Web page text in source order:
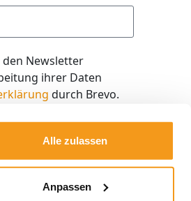
Alle zulassen
Anpassen
Newsletter
ihrer Daten
durch Brevo.
im Newsletter